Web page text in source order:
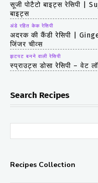
सूजी पोटैटो बाइट्स रेसिपी
बाइट्स
अंडे रहित केक रेसिपी
अदरक की कैंडी रेसिपी |
जिंजर चीव्स
झटपट बनने वाली रेसिपी
स्प्राउट्स डोसा रेसिपी –
Search Recipes
Recipes Collection